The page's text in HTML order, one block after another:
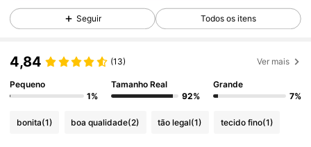
4,71 62K Seguidores
4,71 62K Seguidores
Seguir Todos os itens
4,84 (13) Ver mais
Pequeno
1%
Tamanho Real
92%
Grande
7%
bonita(1) boa qualidade(2) tão legal(1) tecido fino(1)